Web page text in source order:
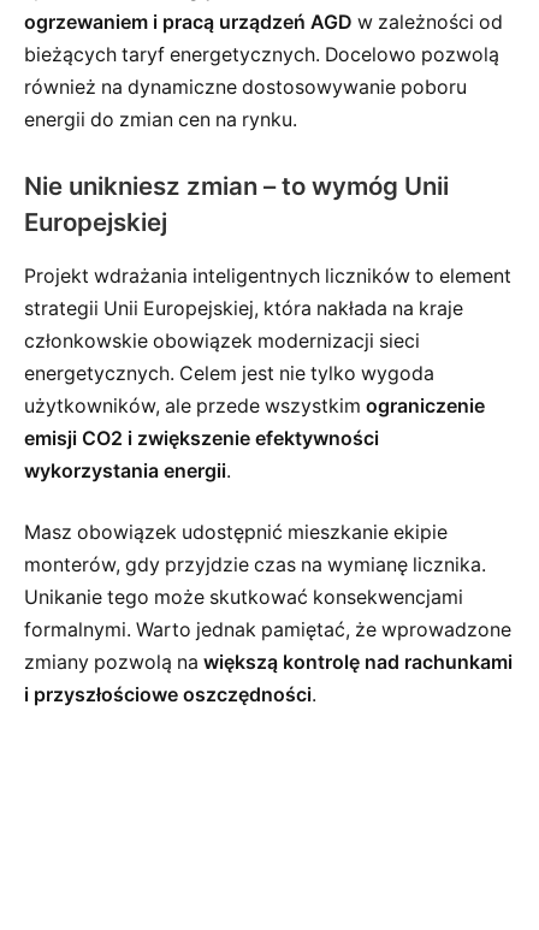
ogrzewaniem i pracą urządzeń AGD w zależności od
bieżących taryf energetycznych. Docelowo pozwolą
również na dynamiczne dostosowywanie poboru
energii do zmian cen na rynku.
Nie unikniesz zmian – to wymóg Unii
Europejskiej
Projekt wdrażania inteligentnych liczników to element
strategii Unii Europejskiej, która nakłada na kraje
członkowskie obowiązek modernizacji sieci
energetycznych. Celem jest nie tylko wygoda
użytkowników, ale przede wszystkim ograniczenie
emisji CO2 i zwiększenie efektywności
wykorzystania energii.
Masz obowiązek udostępnić mieszkanie ekipie
monterów, gdy przyjdzie czas na wymianę licznika.
Unikanie tego może skutkować konsekwencjami
formalnymi. Warto jednak pamiętać, że wprowadzone
zmiany pozwolą na większą kontrolę nad rachunkami
i przyszłościowe oszczędności.